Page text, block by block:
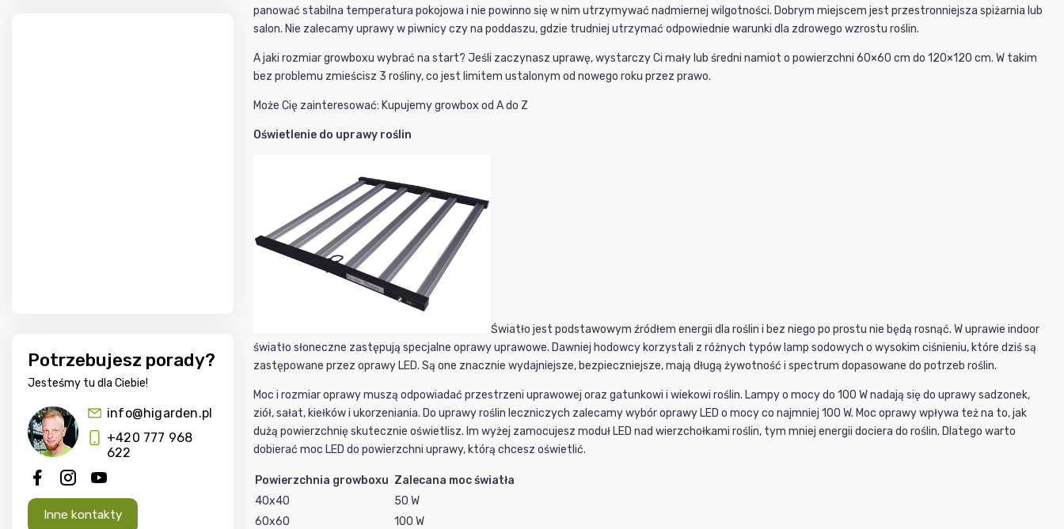
Potrzebujesz porady?
Jesteśmy tu dla Ciebie!
info@higarden.pl
+420 777 968
622
Inne kontakty
panować stabilna temperatura pokojowa i nie powinno się w nim utrzymywać nadmiernej wilgotności. Dobrym miejscem jest przestronniejsza spiżarnia lub
salon. Nie zalecamy uprawy w piwnicy czy na poddaszu, gdzie trudniej utrzymać odpowiednie warunki dla zdrowego wzrostu roślin.
A jaki rozmiar growboxu wybrać na start? Jeśli zaczynasz uprawę, wystarczy Ci mały lub średni namiot o powierzchni 60×60 cm do 120×120 cm. W takim
bez problemu zmieścisz 3 rośliny, co jest limitem ustalonym od nowego roku przez prawo.
Może Cię zainteresować: Kupujemy growbox od A do Z
Oświetlenie do uprawy roślin
Światło jest podstawowym źródłem energii dla roślin i bez niego po prostu nie będą rosnąć. W uprawie indoor
światło słoneczne zastępują specjalne oprawy uprawowe. Dawniej hodowcy korzystali z różnych typów lamp sodowych o wysokim ciśnieniu, które dziś są
zastępowane przez oprawy LED. Są one znacznie wydajniejsze, bezpieczniejsze, mają długą żywotność i spectrum dopasowane do potrzeb roślin.
Moc i rozmiar oprawy muszą odpowiadać przestrzeni uprawowej oraz gatunkowi i wiekowi roślin. Lampy o mocy do 100 W nadają się do uprawy sadzonek,
ziół, sałat, kiełków i ukorzeniania. Do uprawy roślin leczniczych zalecamy wybór oprawy LED o mocy co najmniej 100 W. Moc oprawy wpływa też na to, jak
dużą powierzchnię skutecznie oświetlisz. Im wyżej zamocujesz moduł LED nad wierzchołkami roślin, tym mniej energii dociera do roślin. Dlatego warto
dobierać moc LED do powierzchni uprawy, którą chcesz oświetlić.
Powierzchnia growboxu Zalecana moc światła
40x40
50 W
60x60
100 W